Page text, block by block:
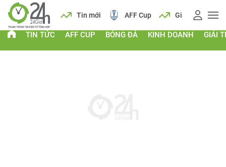
Lịch Tin mới AFF Cup Giá vàng
TIN TỨC AFF CUP BÓNG ĐÁ KINH DOANH GIẢI